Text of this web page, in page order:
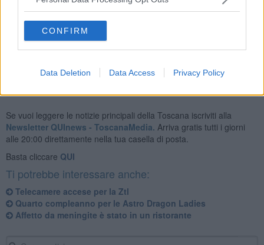
CONFIRM
Data Deletion Data Access Privacy Policy
Se vuoi leggere le notizie principali della Toscana iscriviti alla
Newsletter QUInews - ToscanaMedia. Arriva gratis tutti i giorni
alle 20:00 direttamente nella tua casella di posta.
Basta cliccare QUI
Ti potrebbe interessare anche:
Telecamere accese per la Ztl
Quarto compleanno per le Astro Dragon Ladies
Affetto da meningite è stato in un ristorante